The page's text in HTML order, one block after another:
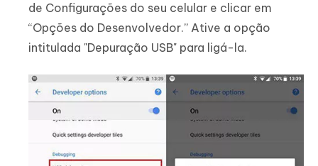
de Configurações do seu celular e clicar em
“Opções do Desenvolvedor.” Ative a opção
intitulada "Depuração USB" para ligá-la.